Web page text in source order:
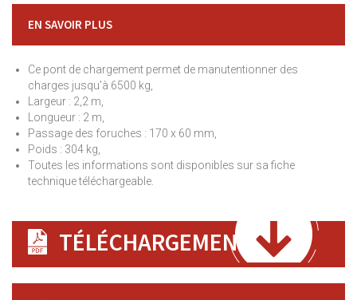
EN SAVOIR PLUS
Ce pont de chargement permet de manutentionner des
charges jusqu'à 6500 kg,
Largeur : 2,2 m,
Longueur : 2 m,
Passage des foruches : 170 x 60 mm,
Poids : 304 kg,
Toutes les informations sont disponibles sur sa fiche
technique téléchargeable.
TÉLÉCHARGEMENT